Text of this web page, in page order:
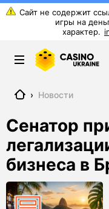
Главная
› Новости
Сенатор
бизнеса в